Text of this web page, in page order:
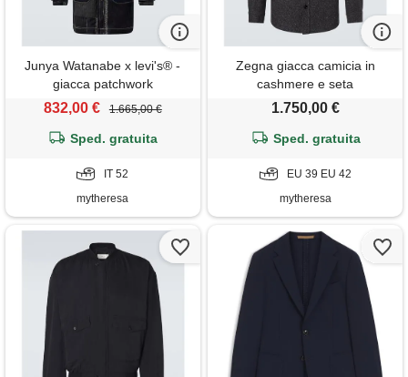
Junya Watanabe x levi's® -
giacca patchwork
832,00 € 1.665,00 €
Sped. gratuita
IT 52
mytheresa
Zegna giacca camicia in
cashmere e seta
1.750,00 €
Sped. gratuita
EU 39 EU 42
mytheresa